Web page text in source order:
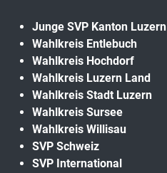
Junge SVP Kanton Luzern
Wahlkreis Entlebuch
Wahlkreis Hochdorf
Wahlkreis Luzern Land
Wahlkreis Stadt Luzern
Wahlkreis Sursee
Wahlkreis Willisau
SVP Schweiz
SVP International